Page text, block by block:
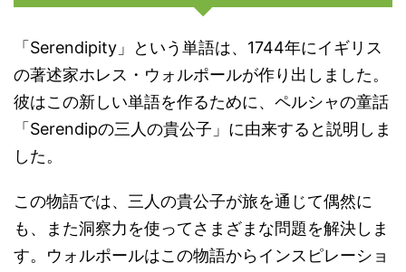
「Serendipity」という単語は、1744年にイギリス
の著述家ホレス・ウォルポールが作り出しました。
彼はこの新しい単語を作るために、ペルシャの童話
「Serendipの三人の貴公子」に由来すると説明しま
した。
この物語では、三人の貴公子が旅を通じて偶然に
も、また洞察力を使ってさまざまな問題を解決しま
す。ウォルポールはこの物語からインスピレーショ